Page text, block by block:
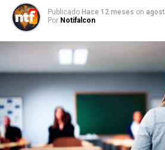
Publicado Hace 12 meses on
Por Notifalcon